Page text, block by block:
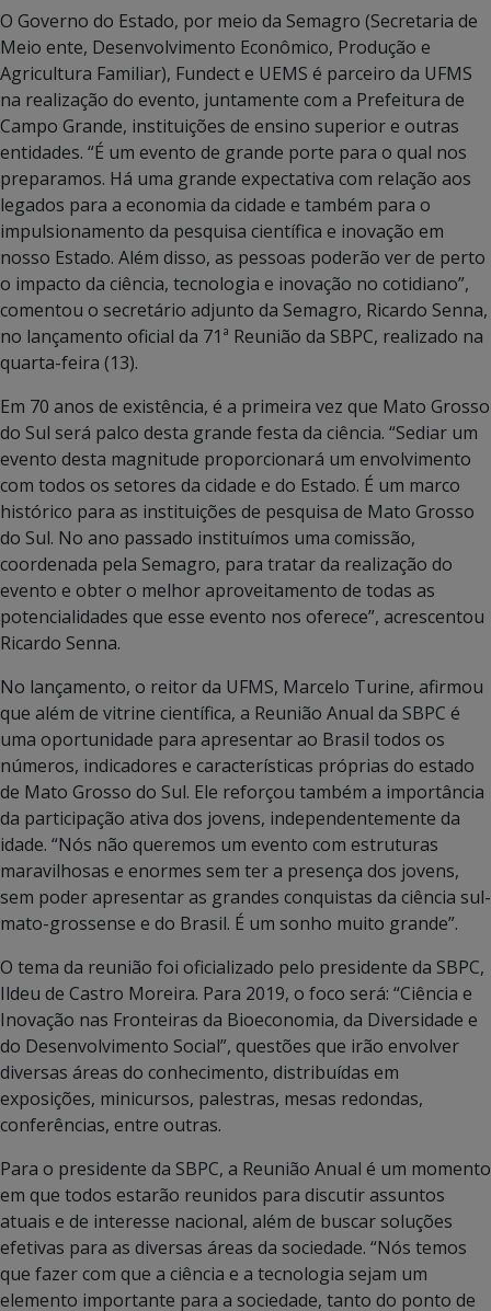
O Governo do Estado, por meio da Semagro (Secretaria de
Meio ente, Desenvolvimento Econômico, Produção e
Agricultura Familiar), Fundect e UEMS é parceiro da UFMS
na realização do evento, juntamente com a Prefeitura de
Campo Grande, instituições de ensino superior e outras
entidades. “É um evento de grande porte para o qual nos
preparamos. Há uma grande expectativa com relação aos
legados para a economia da cidade e também para o
impulsionamento da pesquisa científica e inovação em
nosso Estado. Além disso, as pessoas poderão ver de perto
o impacto da ciência, tecnologia e inovação no cotidiano”,
comentou o secretário adjunto da Semagro, Ricardo Senna,
no lançamento oficial da 71ª Reunião da SBPC, realizado na
quarta-feira (13).
Em 70 anos de existência, é a primeira vez que Mato Grosso
do Sul será palco desta grande festa da ciência. “Sediar um
evento desta magnitude proporcionará um envolvimento
com todos os setores da cidade e do Estado. É um marco
histórico para as instituições de pesquisa de Mato Grosso
do Sul. No ano passado instituímos uma comissão,
coordenada pela Semagro, para tratar da realização do
evento e obter o melhor aproveitamento de todas as
potencialidades que esse evento nos oferece”, acrescentou
Ricardo Senna.
No lançamento, o reitor da UFMS, Marcelo Turine, afirmou
que além de vitrine científica, a Reunião Anual da SBPC é
uma oportunidade para apresentar ao Brasil todos os
números, indicadores e características próprias do estado
de Mato Grosso do Sul. Ele reforçou também a importância
da participação ativa dos jovens, independentemente da
idade. “Nós não queremos um evento com estruturas
maravilhosas e enormes sem ter a presença dos jovens,
sem poder apresentar as grandes conquistas da ciência sul-
mato-grossense e do Brasil. É um sonho muito grande”.
O tema da reunião foi oficializado pelo presidente da SBPC,
Ildeu de Castro Moreira. Para 2019, o foco será: “Ciência e
Inovação nas Fronteiras da Bioeconomia, da Diversidade e
do Desenvolvimento Social”, questões que irão envolver
diversas áreas do conhecimento, distribuídas em
exposições, minicursos, palestras, mesas redondas,
conferências, entre outras.
Para o presidente da SBPC, a Reunião Anual é um momento
em que todos estarão reunidos para discutir assuntos
atuais e de interesse nacional, além de buscar soluções
efetivas para as diversas áreas da sociedade. “Nós temos
que fazer com que a ciência e a tecnologia sejam um
elemento importante para a sociedade, tanto do ponto de